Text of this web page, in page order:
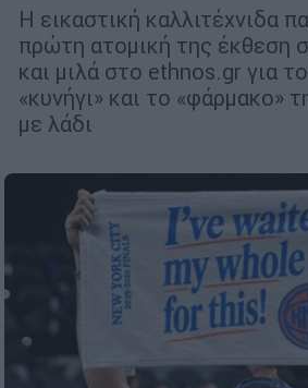
Η εικαστική καλλιτέχνιδα
πρώτη ατομική της έκθεση
και μιλά στο ethnos.gr για
«κυνήγι» και το «φάρμακο»
με λάδι